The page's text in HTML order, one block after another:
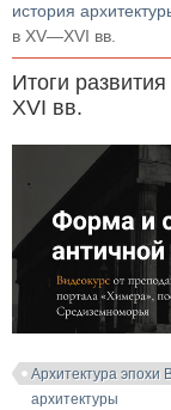
история
в XV—XVI вв.
Итоги
XVI вв.
Архитектура
архитектуры